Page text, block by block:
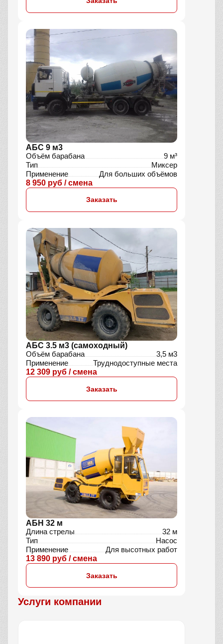
АБС 9 м3
Объём барабана
9 м³
Тип
Миксер
Применение
Для больших объёмов
8 950 руб / смена
Заказать
АБС 3.5 м3 (самоходный)
Объём барабана
3,5 м3
Применение
Труднодоступные места
12 309 руб / смена
Заказать
АБН 32 м
Длина стрелы
32 м
Тип
Насос
Применение
Для высотных работ
13 890 руб / смена
Заказать
Услуги компании